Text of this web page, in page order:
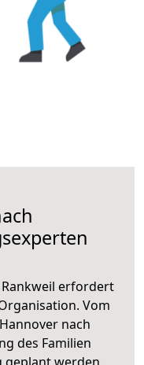
erfordert
Vom
nach
des Familien